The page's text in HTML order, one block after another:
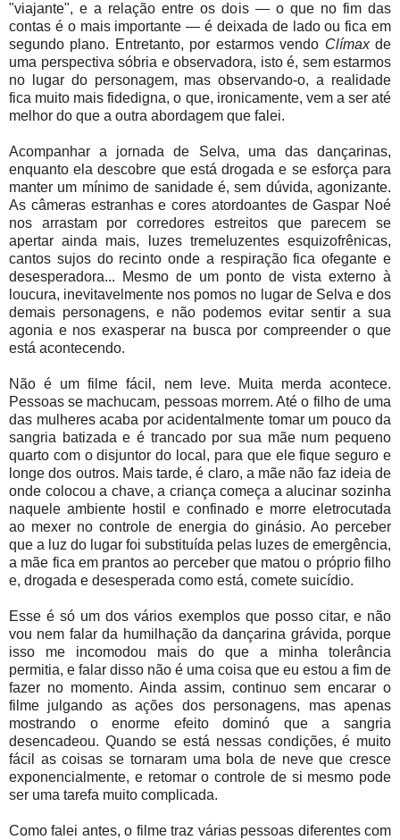
"viajante", e a relação entre os dois — o que no fim das
contas é o mais importante — é deixada de lado ou fica em
segundo plano. Entretanto, por estarmos vendo Clímaxde
uma perspectiva sóbria e observadora, isto é, sem estarmos
no lugar do personagem, mas observando-o, a realidade
fica muito mais fidedigna, o que, ironicamente, vem a ser até
melhor do que a outra abordagem que falei.
Acompanhar a jornada de Selva, uma das dançarinas,
enquanto ela descobre que está drogada e se esforça para
manter um mínimo de sanidade é, sem dúvida, agonizante.
As câmeras estranhas e cores atordoantes de Gaspar Noé
nos arrastam por corredores estreitos que parecem se
apertar ainda mais, luzes tremeluzentes esquizofrênicas,
cantos sujos do recinto onde a respiração fica ofegante e
desesperadora... Mesmo de um ponto de vista externo à
loucura, inevitavelmente nos pomos no lugar de Selva e dos
demais personagens, e não podemos evitar sentir a sua
agonia e nos exasperar na busca por compreender o que
está acontecendo.
Não é um filme fácil, nem leve. Muita merda acontece.
Pessoas se machucam, pessoas morrem. Até o filho de uma
das mulheres acaba por acidentalmente tomar um pouco da
sangria batizada e é trancado por sua mãe num pequeno
quarto com o disjuntor do local, para que ele fique seguro e
longe dos outros. Mais tarde, é claro, a mãe não faz ideia de
onde colocou a chave, a criança começa a alucinar sozinha
naquele ambiente hostil e confinado e morre eletrocutada
ao mexer no controle de energia do ginásio. Ao perceber
que a luz do lugar foi substituída pelas luzes de emergência,
a mãe fica em prantos ao perceber que matou o próprio filho
e, drogada e desesperada como está, comete suicídio.
Esse é só um dos vários exemplos que posso citar, e não
vou nem falar da humilhação da dançarina grávida, porque
isso me incomodou mais do que a minha tolerância
permitia, e falar disso não é uma coisa que eu estou a fim de
fazer no momento. Ainda assim, continuo sem encarar o
filme julgando as ações dos personagens, mas apenas
mostrando o enorme efeito dominó que a sangria
desencadeou. Quando se está nessas condições, é muito
fácil as coisas se tornaram uma bola de neve que cresce
exponencialmente, e retomar o controle de si mesmo pode
ser uma tarefa muito complicada.
Como falei antes, o filme traz várias pessoas diferentes com